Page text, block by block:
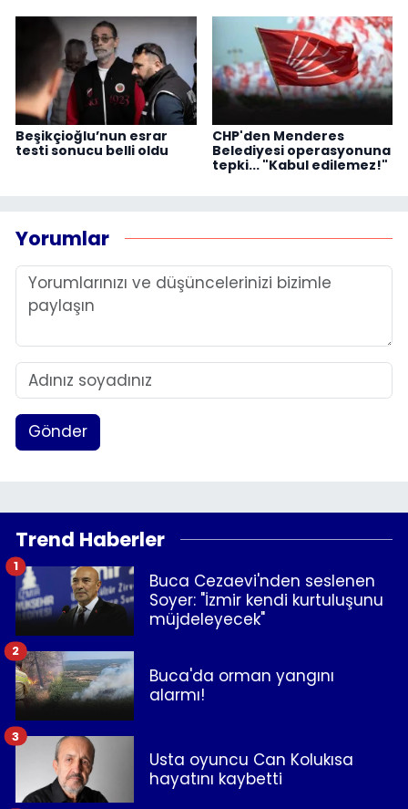
Beşikçioğlu’nun esrar
testi sonucu belli oldu
CHP'den Menderes
Belediyesi operasyonuna
tepki... "Kabul edilemez!"
Yorumlar
Gönder
Trend Haberler
Buca Cezaevi'nden seslenen
Soyer: "İzmir kendi kurtuluşunu
müjdeleyecek"
1
Buca'da orman yangını
alarmı!
2
Usta oyuncu Can Kolukısa
hayatını kaybetti
3